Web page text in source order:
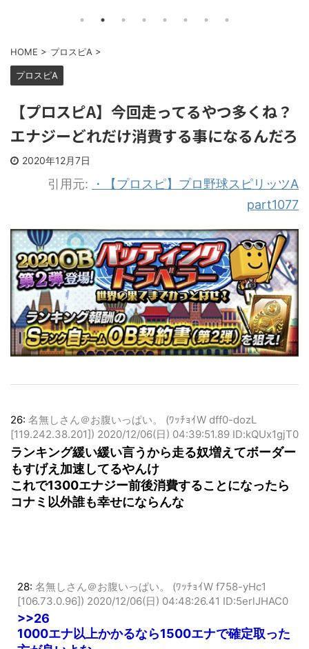
HOME > プロスピA
【プロスピA】今回走ってるやつ多くね？
エナジーどれだけ消費する事になるんだろ
・【プロスピ】プロ野球スピリッツA
26:名無しさん＠お腹いっぱい。 (ﾜｯﾁｮｲW dff0-dozL
[119.242.38.201]) 2020/12/06(日) 04:39:51.89 ID:kQUx1gjT0
ランキング緩い緩い言うから走る奴増えてボーダー
もすげえ加速してるやんけ
これで1300エナジー前後消費することになったら
28:名無しさん＠お腹いっぱい。 (ﾜｯﾁｮｲW f758-yHc1
[106.73.0.96])
>>26